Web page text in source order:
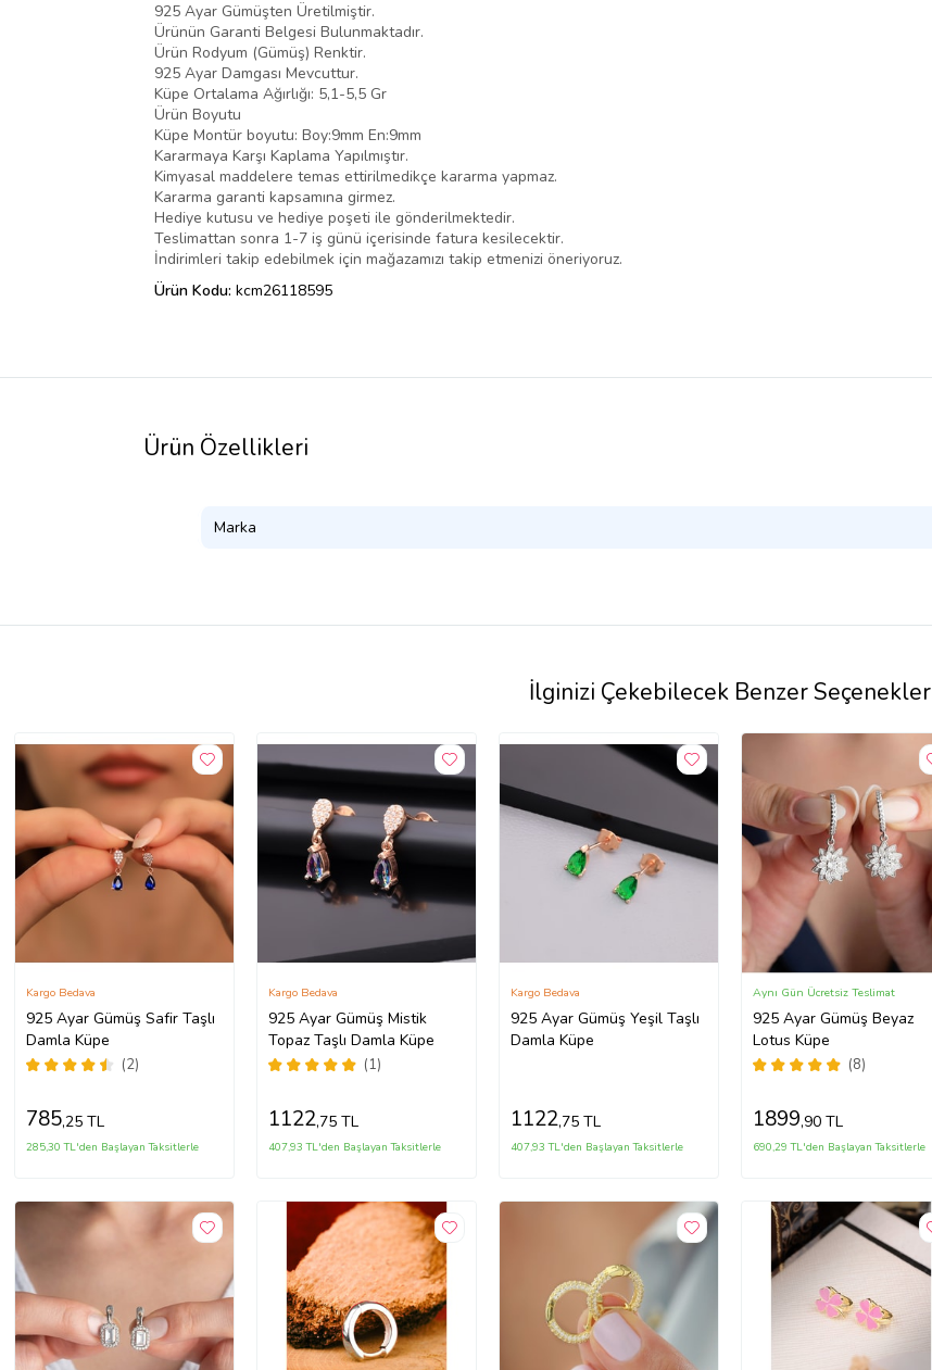
925 Ayar Gümüşten Üretilmiştir.
Ürünün Garanti Belgesi Bulunmaktadır.
Ürün Rodyum (Gümüş) Renktir.
925 Ayar Damgası Mevcuttur.
Küpe Ortalama Ağırlığı: 5,1-5,5 Gr
Ürün Boyutu
Küpe Montür boyutu: Boy:9mm En:9mm
Kararmaya Karşı Kaplama Yapılmıştır.
Kimyasal maddelere temas ettirilmedikçe kararma yapmaz.
Kararma garanti kapsamına girmez.
Hediye kutusu ve hediye poşeti ile gönderilmektedir.
Teslimattan sonra 1-7 iş günü içerisinde fatura kesilecektir.
İndirimleri takip edebilmek için mağazamızı takip etmenizi öneriyoruz.
Ürün Kodu: kcm26118595
Ürün Özellikleri
Marka
İlginizi Çekebilecek Benzer Seçenekler
925 Ayar Gümüş Safir Taşlı
Damla Küpe
(2)
Kargo Bedava
785,25 TL
285,30 TL'den Başlayan Taksitlerle
925 Ayar Gümüş Mistik
Topaz Taşlı Damla Küpe
(1)
Kargo Bedava
1122,75 TL
407,93 TL'den Başlayan Taksitlerle
925 Ayar Gümüş Yeşil Taşlı
Damla Küpe
Kargo Bedava
1122,75 TL
407,93 TL'den Başlayan Taksitlerle
925 Ayar Gümüş Beyaz
Lotus Küpe
(8)
Aynı Gün Ücretsiz Teslimat
1899,90 TL
690,29 TL'den Başlayan Taksitlerle